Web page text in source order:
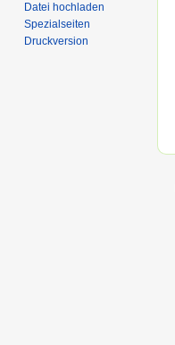
Datei hochladen
Spezialseiten
Druckversion